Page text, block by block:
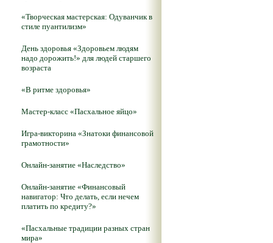
«Творческая мастерская: Одуванчик в
стиле пуантилизм»
День здоровья «Здоровьем людям
надо дорожить!» для людей старшего
возраста
«В ритме здоровья»
Мастер-класс «Пасхальное яйцо»
Игра-викторина «Знатоки финансовой
грамотности»
Онлайн-занятие «Наследство»
Онлайн-занятие «Финансовый
навигатор: Что делать, если нечем
платить по кредиту?»
«Пасхальные традиции разных стран
мира»